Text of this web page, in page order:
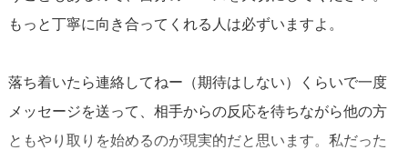
もっと丁寧に向き合ってくれる人は必ずいますよ。
落ち着いたら連絡してねー（期待はしない）くらいで一度
メッセージを送って、相手からの反応を待ちながら他の方
ともやり取りを始めるのが現実的だと思います。私だった